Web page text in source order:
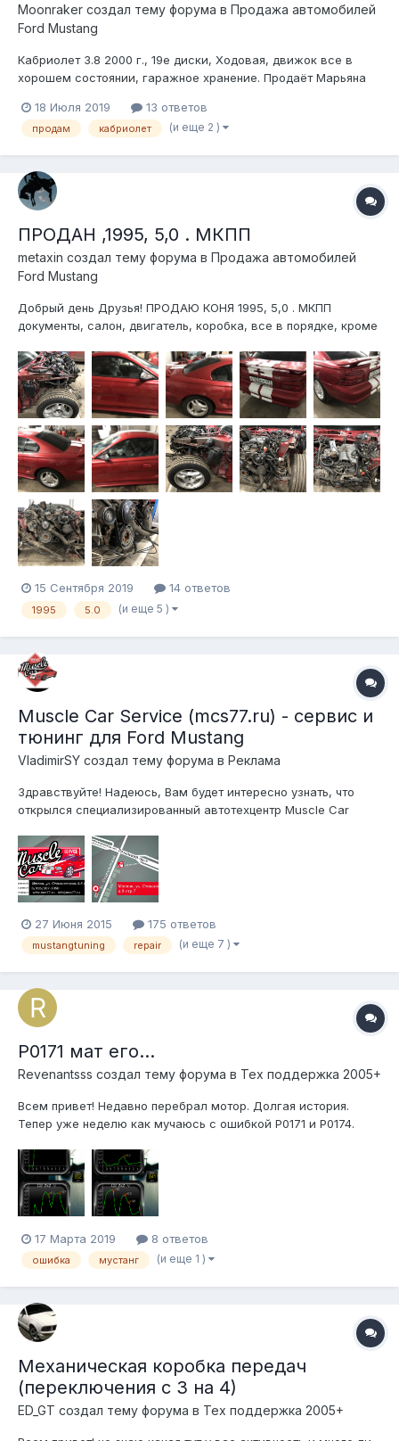
Moonraker создал тему форума в Продажа автомобилей
Ford Mustang
Кабриолет 3.8 2000 г., 19е диски, Ходовая, движок все в
хорошем состоянии, гаражное хранение. Продаёт Марьяна
начале августа.
18 Июля 2019 13 ответов
продам кабриолет (и еще 2 )
ПРОДАН ,1995, 5,0 . МКПП
metaxin создал тему форума в Продажа автомобилей
Ford Mustang
Добрый день Друзья! ПРОДАЮ КОНЯ 1995, 5,0 . МКПП
документы, салон, двигатель, коробка, все в порядке, кроме
радиаторы, фары, если у кого есть опыт и время прошу
помочь советом как и что делать. машина в сервисе в
Заокске,...
15 Сентября 2019 14 ответов
1995 5.0 (и еще 5 )
Muscle Car Service (mcs77.ru) - сервис и
тюнинг для Ford Mustang
VladimirSY создал тему форума в Реклама
Здравствуйте! Надеюсь, Вам будет интересно узнать, что
открылся специализированный автотехцентр Muscle Car
техцентр, в котором владельцы Ford Mustang и других
американских автомобилей смогут решить практически
любые зада...
27 Июня 2015 175 ответов
mustangtuning repair (и еще 7 )
P0171 мат его...
Revenantsss создал тему форума в Тех поддержка 2005+
Всем привет! Недавно перебрал мотор. Долгая история.
Тепер уже неделю как мучаюсь с ошибкой Р0171 и Р0174.
2) МАФ сенсор почистили все ок 3) Подсос воздуха
проверил во всех шлангах идушими во впуск. Методом
пришимления искал по...
17 Марта 2019 8 ответов
ошибка мустанг (и еще 1 )
Механическая коробка передач
(переключения с 3 на 4)
ED_GT создал тему форума в Тех поддержка 2005+